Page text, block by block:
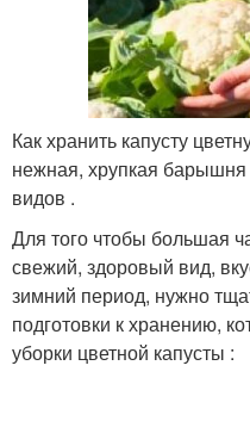
Как хранить капусту
нежная, хрупкая барышня
видов .
Для того чтобы большая
свежий, здоровый вид,
зимний период, нужно
подготовки к хранению,
уборки цветной капусты :